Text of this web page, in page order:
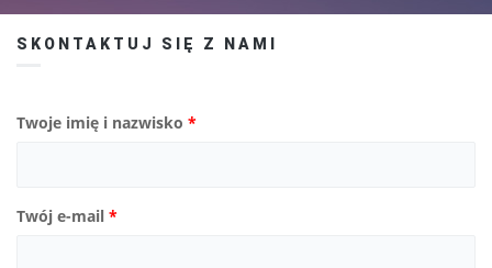
SKONTAKTUJ SIĘ Z NAMI
Twoje imię i nazwisko *
Twój e-mail *